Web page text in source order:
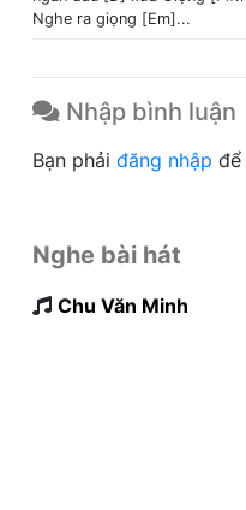
Nghe ra giọng [Em]...
Nhập bình luận
Bạn phải đăng nhập để
Nghe bài hát
Chu Văn Minh